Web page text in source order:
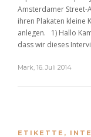
Amsterdamer Street-
ihren Plakaten kleine
anlegen. 1) Hallo
dass wir dieses
Mark, 16. Juli 2014
ETIKETTE ,